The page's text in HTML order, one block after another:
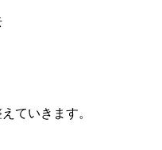
ていきます。